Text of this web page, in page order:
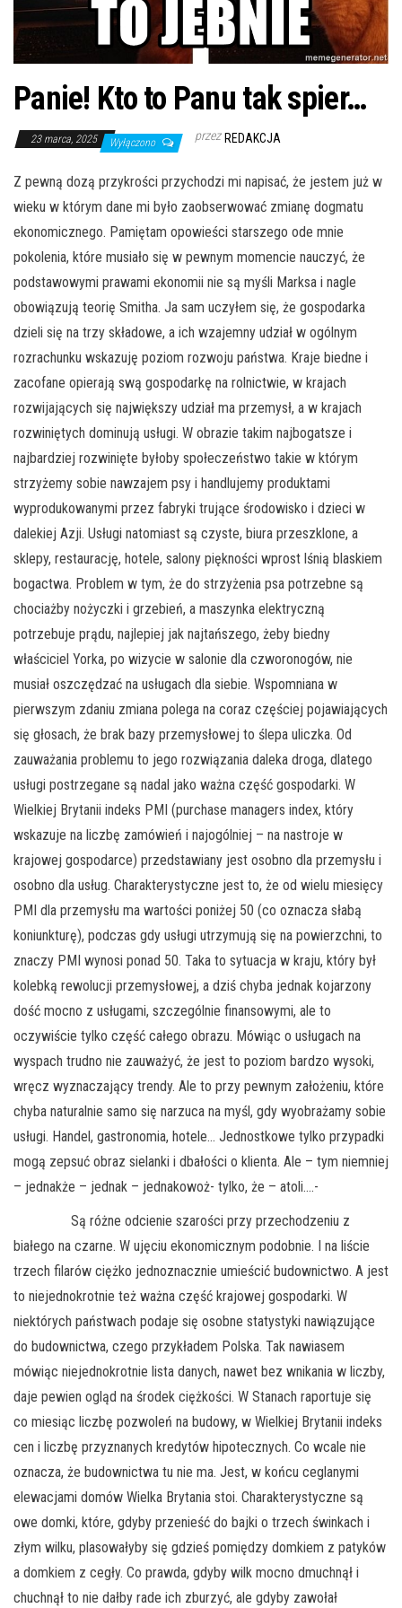
Panie! Kto to Panu tak spier…
23 marca, 2025 Wyłączono przez REDAKCJA
Z pewną dozą przykrości przychodzi mi napisać, że jestem już w
wieku w którym dane mi było zaobserwować zmianę dogmatu
ekonomicznego. Pamiętam opowieści starszego ode mnie
pokolenia, które musiało się w pewnym momencie nauczyć, że
podstawowymi prawami ekonomii nie są myśli Marksa i nagle
obowiązują teorię Smitha. Ja sam uczyłem się, że gospodarka
dzieli się na trzy składowe, a ich wzajemny udział w ogólnym
rozrachunku wskazuję poziom rozwoju państwa. Kraje biedne i
zacofane opierają swą gospodarkę na rolnictwie, w krajach
rozwijających się największy udział ma przemysł, a w krajach
rozwiniętych dominują usługi. W obrazie takim najbogatsze i
najbardziej rozwinięte byłoby społeczeństwo takie w którym
strzyżemy sobie nawzajem psy i handlujemy produktami
wyprodukowanymi przez fabryki trujące środowisko i dzieci w
dalekiej Azji. Usługi natomiast są czyste, biura przeszklone, a
sklepy, restaurację, hotele, salony piękności wprost lśnią blaskiem
bogactwa. Problem w tym, że do strzyżenia psa potrzebne są
chociażby nożyczki i grzebień, a maszynka elektryczną
potrzebuje prądu, najlepiej jak najtańszego, żeby biedny
właściciel Yorka, po wizycie w salonie dla czworonogów, nie
musiał oszczędzać na usługach dla siebie. Wspomniana w
pierwszym zdaniu zmiana polega na coraz częściej pojawiających
się głosach, że brak bazy przemysłowej to ślepa uliczka. Od
zauważania problemu to jego rozwiązania daleka droga, dlatego
usługi postrzegane są nadal jako ważna część gospodarki. W
Wielkiej Brytanii indeks PMI (purchase managers index, który
wskazuje na liczbę zamówień i najogólniej – na nastroje w
krajowej gospodarce) przedstawiany jest osobno dla przemysłu i
osobno dla usług. Charakterystyczne jest to, że od wielu miesięcy
PMI dla przemysłu ma wartości poniżej 50 (co oznacza słabą
koniunkturę), podczas gdy usługi utrzymują się na powierzchni, to
znaczy PMI wynosi ponad 50. Taka to sytuacja w kraju, który był
kolebką rewolucji przemysłowej, a dziś chyba jednak kojarzony
dość mocno z usługami, szczególnie finansowymi, ale to
oczywiście tylko część całego obrazu. Mówiąc o usługach na
wyspach trudno nie zauważyć, że jest to poziom bardzo wysoki,
wręcz wyznaczający trendy. Ale to przy pewnym założeniu, które
chyba naturalnie samo się narzuca na myśl, gdy wyobrażamy sobie
usługi. Handel, gastronomia, hotele… Jednostkowe tylko przypadki
mogą zepsuć obraz sielanki i dbałości o klienta. Ale – tym niemniej
– jednakże – jednak – jednakowoż- tylko, że – atoli….-
Są różne odcienie szarości przy przechodzeniu z
białego na czarne. W ujęciu ekonomicznym podobnie. I na liście
trzech filarów ciężko jednoznacznie umieścić budownictwo. A jest
to niejednokrotnie też ważna część krajowej gospodarki. W
niektórych państwach podaje się osobne statystyki nawiązujące
do budownictwa, czego przykładem Polska. Tak nawiasem
mówiąc niejednokrotnie lista danych, nawet bez wnikania w liczby,
daje pewien ogląd na środek ciężkości. W Stanach raportuje się
co miesiąc liczbę pozwoleń na budowy, w Wielkiej Brytanii indeks
cen i liczbę przyznanych kredytów hipotecznych. Co wcale nie
oznacza, że budownictwa tu nie ma. Jest, w końcu ceglanymi
elewacjami domów Wielka Brytania stoi. Charakterystyczne są
owe domki, które, gdyby przenieść do bajki o trzech świnkach i
złym wilku, plasowałyby się gdzieś pomiędzy domkiem z patyków
a domkiem z cegły. Co prawda, gdyby wilk mocno dmuchnął i
chuchnął to nie dałby rade ich zburzyć, ale gdyby zawołał